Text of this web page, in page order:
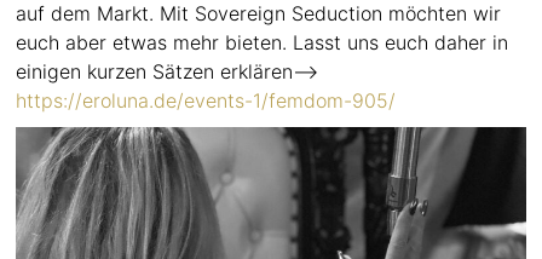
auf dem Markt. Mit Sovereign Seduction möchten wir
euch aber etwas mehr bieten. Lasst uns euch daher in
einigen kurzen Sätzen erklären—>
https://eroluna.de/events-1/femdom-905/